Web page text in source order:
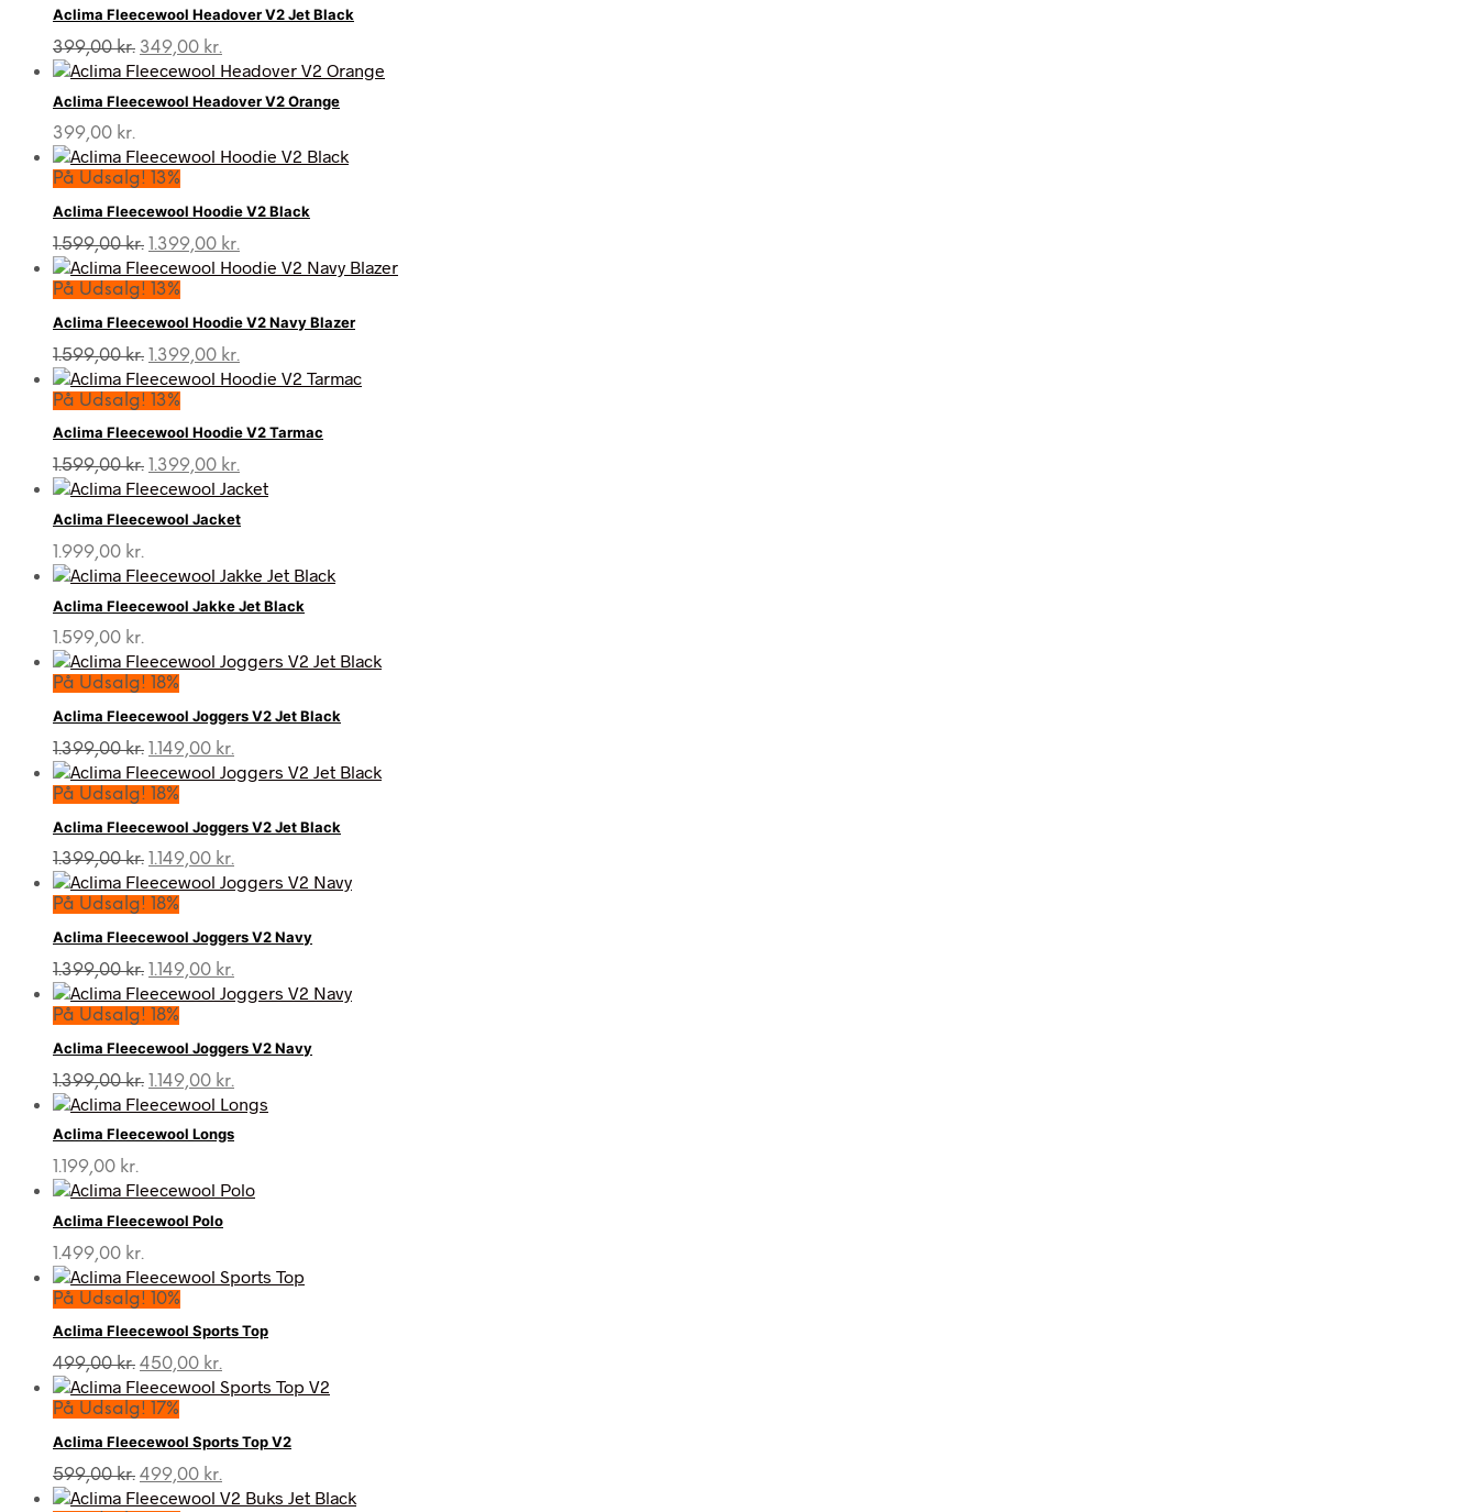
Aclima Fleecewool Headover V2 Jet Black
399,00kr. Den
oprindelige
var:
349,00 kr.
aktuelle
er:
Aclima Fleecewool Headover V2 Orange
399,00 kr.
På Udsalg! 13%
Aclima Fleecewool Hoodie V2 Black
1.599,00kr. Den
oprindelige
pris
1.599,00 kr..
1.399,00 kr.
aktuelle
1.399,00 kr..
På Udsalg! 13%
Aclima Fleecewool Hoodie V2 Navy Blazer
1.599,00kr. Den
oprindelige
pris
1.599,00 kr..
1.399,00 kr.
aktuelle
1.399,00 kr..
På Udsalg! 13%
Aclima Fleecewool Hoodie V2 Tarmac
1.599,00kr. Den
oprindelige
var:
1.399,00 kr.
aktuelle
er:
Aclima Fleecewool Jacket
1.999,00 kr.
Aclima Fleecewool Jakke Jet Black
1.599,00 kr.
På Udsalg! 18%
Aclima Fleecewool Joggers V2 Jet Black
1.399,00kr. Den
oprindelige
pris
1.399,00 kr..
1.149,00 kr.
aktuelle
1.149,00 kr..
På Udsalg! 18%
Aclima Fleecewool Joggers V2 Jet Black
1.399,00kr. Den
oprindelige
pris
1.399,00 kr..
1.149,00 kr.
aktuelle
1.149,00 kr..
På Udsalg! 18%
Aclima Fleecewool Joggers V2 Navy
1.399,00kr. Den
oprindelige
pris
1.399,00 kr..
1.149,00 kr.
aktuelle
1.149,00 kr..
På Udsalg! 18%
Aclima Fleecewool Joggers V2 Navy
1.399,00kr. Den
oprindelige
var:
1.149,00 kr.
aktuelle
er:
Aclima Fleecewool Longs
1.199,00 kr.
Aclima Fleecewool Polo
1.499,00 kr.
På Udsalg! 10%
Aclima Fleecewool Sports Top
499,00kr. Den
oprindelige
pris
499,00 kr..
450,00 kr.
aktuelle
450,00 kr..
På Udsalg! 17%
Aclima Fleecewool Sports Top V2
599,00kr. Den
oprindelige
499,00 kr.
aktuelle